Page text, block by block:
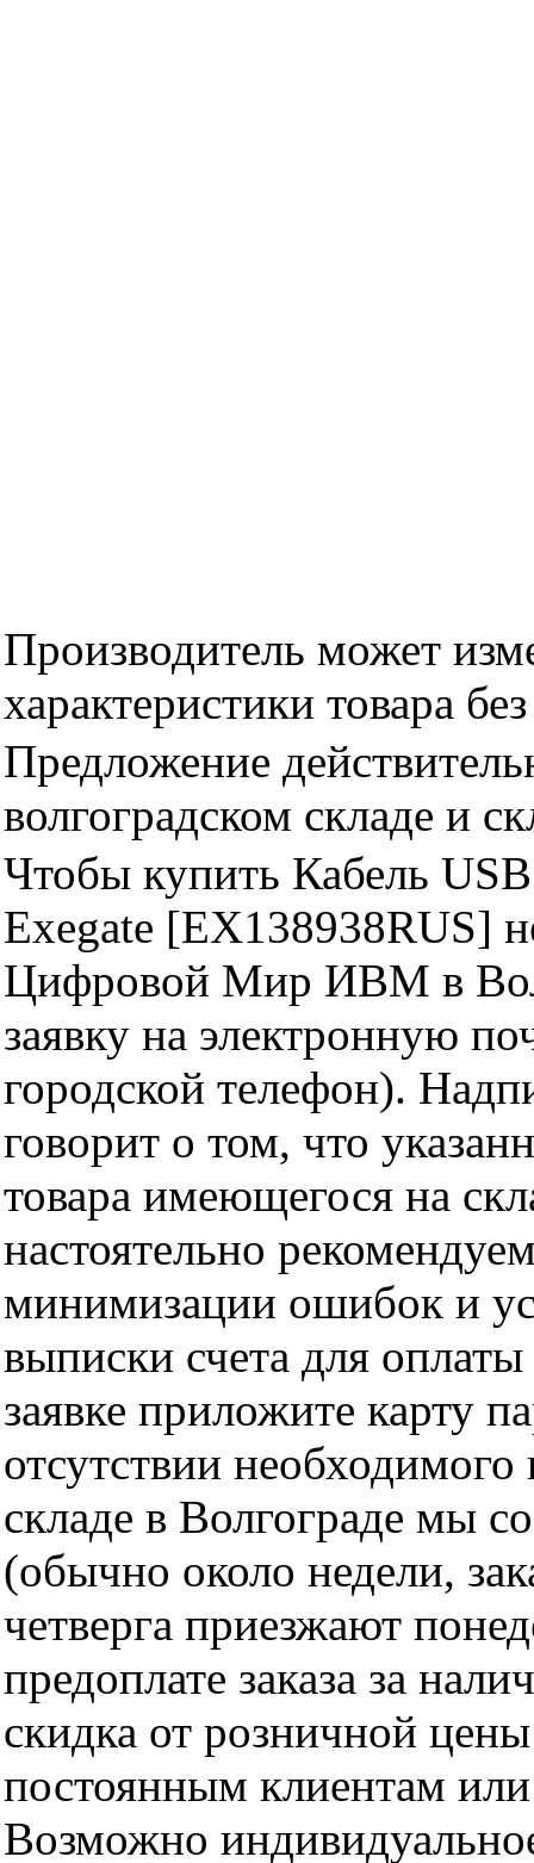
Производитель может
характеристики товара
Предложение
волгоградском складе и
Чтобы купить Кабель
Exegate [EX138938RUS]
Цифровой Мир ИВМ в
заявку на электронную
городской телефон).
говорит о том, что
товара имеющегося на
настоятельно
минимизации ошибок и
выписки счета для
заявке приложите карту
отсутствии
складе в Волгограде мы
(обычно около недели,
четверга приезжают
предоплате заказа за
скидка от розничной
постоянным клиентам
Возможно